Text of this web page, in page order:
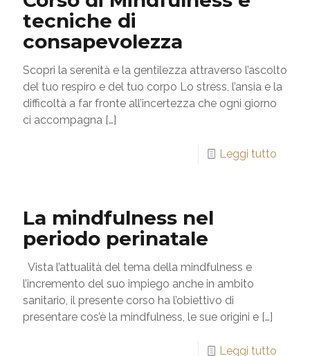
tecniche di
consapevolezza
Scopri la serenità e la gentilezza attraverso l’ascolto
del tuo respiro e del tuo corpo Lo stress, l’ansia e la
difficoltà a far fronte all’incertezza che ogni giorno
ci accompagna […]
Leggi tutto
La mindfulness nel
periodo perinatale
Vista l’attualità del tema della mindfulness e
l’incremento del suo impiego anche in ambito
sanitario, il presente corso ha l’obiettivo di
presentare cos’è la mindfulness, le sue origini e […]
Leggi tutto